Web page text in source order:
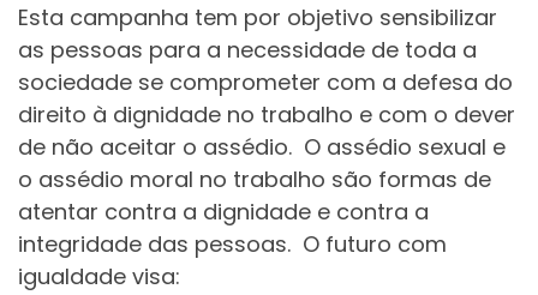
Esta campanha tem por objetivo sensibilizar
as pessoas para a necessidade de toda a
sociedade se comprometer com a defesa do
direito à dignidade no trabalho e com o dever
de não aceitar o assédio. O assédio sexual e
o assédio moral no trabalho são formas de
atentar contra a dignidade e contra a
integridade das pessoas. O futuro com
igualdade visa: